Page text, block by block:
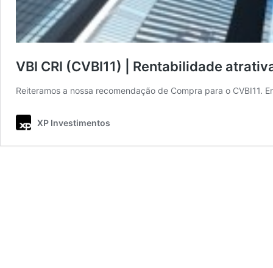
VBI CRI (CVBI11) | Rentabilidade
Reiteramos a nossa recomendação de Compra para o CVBI11.
XP Investimentos